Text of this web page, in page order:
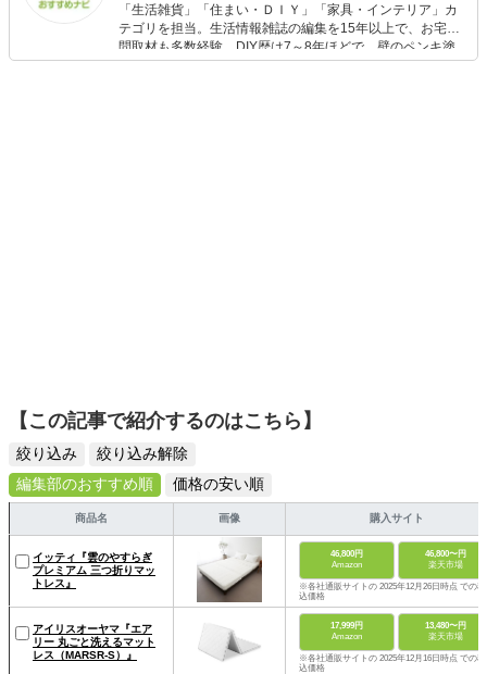
「生活雑貨」「住まい・ＤＩＹ」「家具・インテリア」カ
テゴリを担当。生活情報雑誌の編集を15年以上で、お宅訪
問取材も多数経験。DIY歴は7～8年ほどで、壁のペンキ塗
りや壁紙チェンジなどもチャレンジ済み。初心者でもモノ
【この記事で紹介するのはこちら】
絞り込み
絞り込み解除
編集部のおすすめ順
価格の安い順
商品名 画像 購入サイト
イッティ『雲のやすらぎ
プレミアム 三つ折りマッ
トレス』
46,800円
Amazon
46,800〜円
楽天市場
※各社通販サイトの 2025年12月26日時点 での税
込価格
アイリスオーヤマ『エア
リー 丸ごと洗えるマット
レス（MARSR-S）』
17,999円
Amazon
13,480〜円
楽天市場
※各社通販サイトの 2025年12月16日時点 での税
込価格